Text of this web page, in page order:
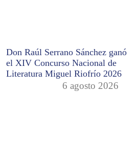
Don Raúl Serrano Sánchez ganó
el XIV Concurso Nacional de
Literatura Miguel Riofrío 2026
6 agosto 2026